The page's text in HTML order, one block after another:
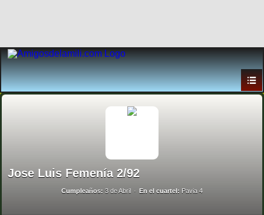
Jose Luis Femenía 2/92
Cumpleaños: 3 de Abril En el cuartel: Pavia 4